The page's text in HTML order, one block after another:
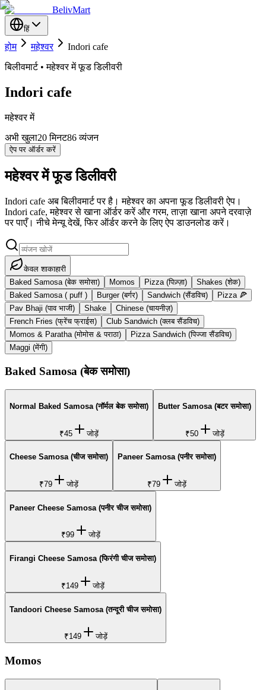
BelivMart
हिं
होम महेश्वर
Indori cafe
बिलीवमार्ट • महेश्वर में फूड डिलीवरी
Indori cafe
महेश्वर में
अभी खुला20 मिनट86 व्यंजन
ऐप पर ऑर्डर करें
महेश्वर में फूड डिलीवरी
Indori cafe अब बिलीवमार्ट पर है। महेश्वर का अपना फूड डिलीवरी ऐप।
Indori cafe, महेश्वर से खाना ऑर्डर करें और गरम, ताज़ा खाना अपने दरवाज़े
पर पाएँ। नीचे मेन्यू देखें, फिर ऑर्डर करने के लिए ऐप डाउनलोड करें।
केवल शाकाहारी
Baked Samosa (बेक समोसा)
Momos Pizza (पिज़्ज़ा)
Shakes (शेक)
Baked Samosa ( puff )
Burger (बर्गर) Sandwich (सैंडविच)
Pizza 🍕
Pav Bhaji (पाव भाजी)
Shake
Chinese (चायनीज़)
French Fries (फ्रेंच फ्राईस)
Club Sandwich (क्लब सैंडविच)
Momos & Paratha (मोमोस & पराठा)
Pizza Sandwich (पिज्जा सैंडविच)
Maggi (मेंगी)
Baked Samosa (बेक समोसा)
Normal Baked Samosa (नॉर्मल बेक समोसा)
₹45 जोड़ें
Butter Samosa (बटर समोसा)
₹50 जोड़ें
Cheese Samosa (चीज समोसा)
₹79 जोड़ें
Paneer Samosa (पनीर समोसा)
₹79 जोड़ें
Paneer Cheese Samosa (पनीर चीज समोसा)
₹99 जोड़ें
Firangi Cheese Samosa (फिरंगी चीज समोसा)
₹149 जोड़ें
Tandoori Cheese Samosa (तन्दूरी चीज समोसा)
₹149 जोड़ें
Momos